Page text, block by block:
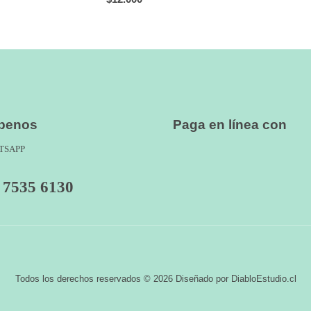
6130
Paga en línea con
Todos los derechos reservados © 2026 Diseñado por DiabloEstudio.cl